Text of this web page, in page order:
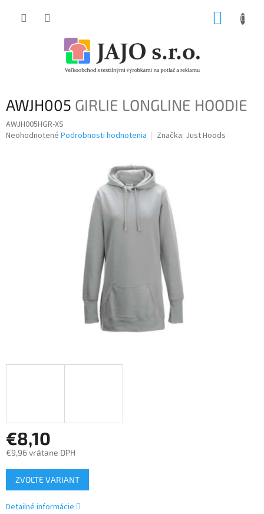
AWJH005 GIRLIE LONGLINE HOODIE
AWJH005HGR-XS
Priemerné
Neohodnotené Podrobnosti hodnotenia Značka: Just Hoods
€8,10
€9,96 vrátane DPH
Jednotková
cena:
ZVOĽTE VARIANT
Detailné informácie